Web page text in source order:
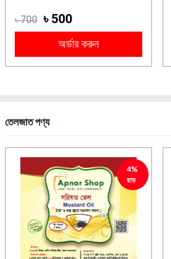
৳ 700 ৳ 500
অর্ডার করুন
তেলজাত পণ্য
4%
ছাড়